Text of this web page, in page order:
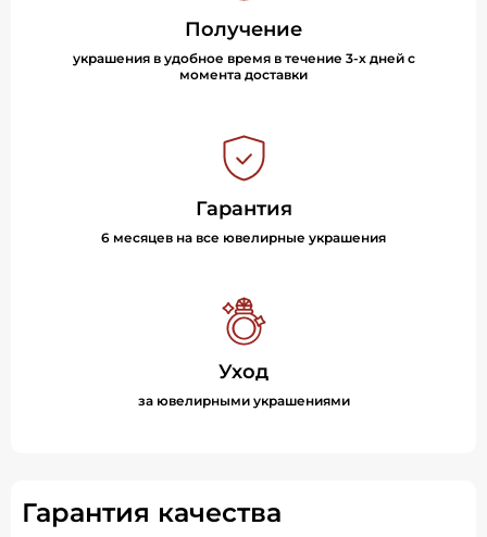
Получение
украшения в удобное время в течение 3-х дней с
момента доставки
Гарантия
6 месяцев на все ювелирные украшения
Уход
за ювелирными украшениями
Гарантия качества